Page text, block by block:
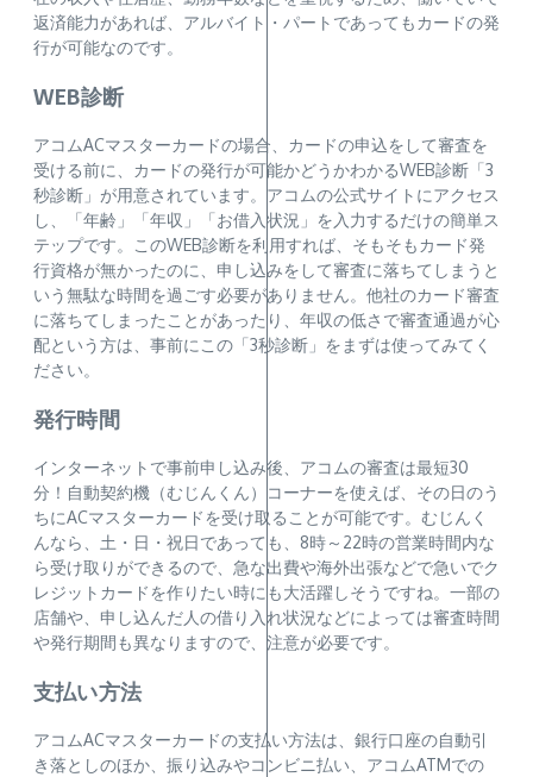
返済能力があれば、アルバイト・パートであってもカードの発
行が可能なのです。
WEB診断
アコムACマスターカードの場合、カードの申込をして審査を
受ける前に、カードの発行が可能かどうかわかるWEB診断「3
秒診断」が用意されています。アコムの公式サイトにアクセス
し、「年齢」「年収」「お借入状況」を入力するだけの簡単ス
テップです。このWEB診断を利用すれば、そもそもカード発
行資格が無かったのに、申し込みをして審査に落ちてしまうと
いう無駄な時間を過ごす必要がありません。他社のカード審査
に落ちてしまったことがあったり、年収の低さで審査通過が心
配という方は、事前にこの「3秒診断」をまずは使ってみてく
ださい。
発行時間
インターネットで事前申し込み後、アコムの審査は最短30
分！自動契約機（むじんくん）コーナーを使えば、その日のう
ちにACマスターカードを受け取ることが可能です。むじんく
んなら、土・日・祝日であっても、8時～22時の営業時間内な
ら受け取りができるので、急な出費や海外出張などで急いでク
レジットカードを作りたい時にも大活躍しそうですね。一部の
店舗や、申し込んだ人の借り入れ状況などによっては審査時間
や発行期間も異なりますので、注意が必要です。
支払い方法
アコムACマスターカードの支払い方法は、銀行口座の自動引
き落としのほか、振り込みやコンビニ払い、アコムATMでの